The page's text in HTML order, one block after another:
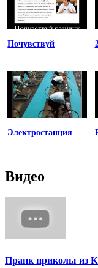
Почувствуй
Электростанция
Видео
Пранк приколы из